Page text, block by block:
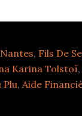
, Fils De
Karina Tolstoï,
Plu, Aide